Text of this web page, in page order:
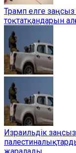
Трамп елге заңсыз
тоқтатқандарын
Израильдік